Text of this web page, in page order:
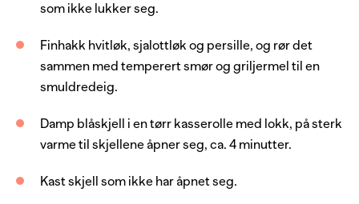
2 ss
kruspersille, frisk
150 g
smør
2 dl
griljermel
Server med
ciabatta
som ikke lukker seg.
Finhakk hvitløk, sjalottløk og persille, og rør det
sammen med temperert smør og griljermel til en
smuldredeig.
Damp blåskjell i en tørr kasserolle med lokk, på sterk
varme til skjellene åpner seg, ca. 4 minutter.
Kast skjell som ikke har åpnet seg.